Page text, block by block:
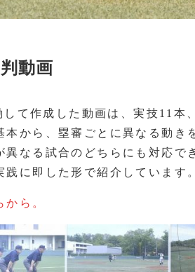
動画
て作成した動画は、実技11本
本から、塁審ごとに異なる動き
異なる試合のどちらにも対応
に即した形で紹介しています。
ら。